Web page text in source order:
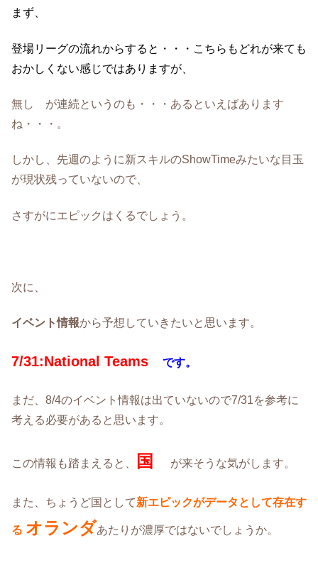
まず、
登場リーグの流れからすると・・・こちらもどれが来ても
おかしくない感じではありますが、
無し が連続というのも・・・あるといえばあります
ね・・・。
しかし、先週のように新スキルのShowTimeみたいな目玉
が現状残っていないので、
さすがにエピックはくるでしょう。
次に、
イベント情報から予想していきたいと思います。
7/31:National Teams です。
まだ、8/4のイベント情報は出ていないので7/31を参考に
考える必要があると思います。
この情報も踏まえると、 国 が来そうな気がします。
また、ちょうど国として新エピックがデータとして存在す
る オランダあたりが濃厚ではないでしょうか。